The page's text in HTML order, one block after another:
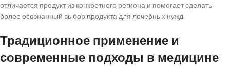
отличается продукт из конкретного региона и помогает сделать
более осознанный выбор продукта для лечебных нужд.
Традиционное применение и
современные подходы в медицине